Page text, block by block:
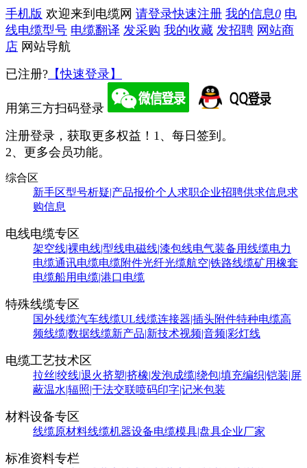
手机版 欢迎来到电缆网 请登录快速注册 我的信息0 电
线电缆型号 电缆翻译 发采购 我的收藏 发招聘 网站商
店 网站导航
已注册? 【快速登录】
用第三方扫码登录
注册登录，获取更多权益！ 1、每日签到。
2、更多会员功能。
综合区
新手区型号析疑|产品报价个人求职企业招聘供求信息求
购信息
电线电缆专区
架空线|裸电线|型线电磁线|漆包线电气装备用线缆电力
电缆通讯电缆电缆附件光纤光缆航空|铁路线缆矿用橡套
电缆船用电缆|港口电缆
特殊线缆专区
国外线缆汽车线缆UL线缆连接器|插头附件特种电缆高
频线缆|数据线缆新产品|新技术视频|音频|彩灯线
电缆工艺技术区
拉丝|绞线|退火挤塑|挤橡|发泡成缆|绕包|填充编织|铠装|屏
蔽温水|辐照|干法交联喷码印字|记米包装
材料设备专区
线缆原材料线缆机器设备电缆模具|盘具企业厂家
标准资料专栏